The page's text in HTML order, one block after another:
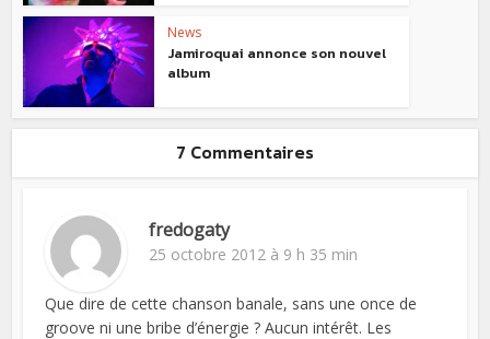
News
Jamiroquai annonce son nouvel
album
7 Commentaires
fredogaty
25 octobre 2012 à 9 h 35 min
Que dire de cette chanson banale, sans une once de
groove ni une bribe d’énergie ? Aucun intérêt. Les